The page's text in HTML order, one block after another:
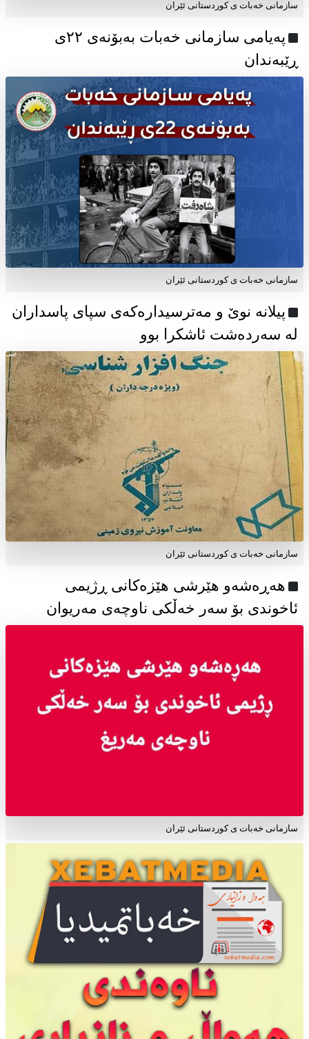
سازمانی خەبات ی کوردستانی ئێران
پەیامی سازمانی خەبات بەبۆنەی ۲۲ی
ڕێبەندان
سازمانی خەبات ی كوردستانی ئێران
پیلانە نوێ و مەترسیدارەکەی سپای پاسداران
لە سەردەشت ئاشکرا بوو
سازمانی خەبات ی كوردستانی ئێران
هەڕەشەو هێرشی هێزەکانی ڕژیمی
ئاخوندی بۆ سەر خەڵکی ناوچەی مەریوان
سازمانی خەبات ی کوردستانی ئێران